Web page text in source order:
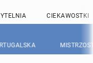
CIEKAWOSTKI